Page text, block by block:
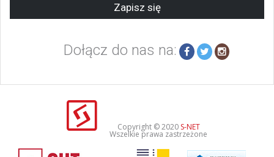
Zapisz się
Dołącz do nas na:
Copyright © 2020 S-NET
Wszelkie prawa zastrzeżone